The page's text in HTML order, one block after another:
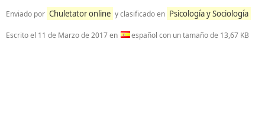
Enviado por Chuletator online y clasificado en Psicología y Sociología
Escrito el 11 de Marzo de 2017en español con un tamaño de 13,67 KB